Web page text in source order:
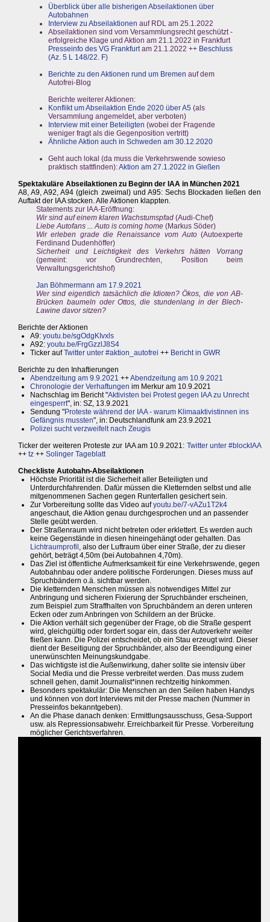
Überblick über alle bisherigen Abseilaktionen über
Autobahnen
Interview zu Abseilaktionen auf RDL am 25.1.2022
Abseilaktionen sind vom Versammlungsrecht geschützt -
erfolgreiche Klage und Aktion am 21.1.2022 in Frankfurt
Presseinfo des VG Frankfurtam 21.1.2022 ++ Beschluss
(Az. 5 L 148/22. F)
Berichte zu den Aktionen rund um Bremen auf dem
Autofrei-Blog
Berichte weiterer Aktionen:
Konflikt um Abseilaktion Ende 2020 über A5 (als
Versammlung angemeldet, aber verboten)
Interview mit einer Beteiligten (wobei der Fragende
weniger fragt als die Gegenposition vertritt)
Ähnliche Aktion auch in Schweden am 30.12.2020
Geht auch lokal (da muss die Verkehrswende sowieso
praktisch stattfinden):Aktion am 27.1.2022 in Gießen
Spektakuläre Abseilaktionen zu Beginn der IAA in München 2021
A8, A9, A92, A94 (gleich zweimal) und A95: Sechs Blockaden ließen den
Auftakt der IAA stocken. Alle Aktionen klappten.
Statements zur IAA-Eröffnung:
Wir sind auf einem klaren Wachstumspfad (Audi-Chef)
Liebe Autofans ... Auto is coming home (Markus Söder)
Wir erleben grade die Renaissance vom Auto(Autoexperte
Ferdinand Dudenhöffer)
Sicherheit und Leichtigkeit des Verkehrs hätten Vorrang
(gemeint: vor Grundrechten, Position beim
Verwaltungsgerichtshof)
Jan Böhmermann am 17.9.2021
Wer sind eigentlich tatsächlich die Idioten? Ökos, die von AB-
Brücken baumeln oder Ottos, die stundenlang in der Blech-
Lawine davor sitzen?
Berichte der Aktionen
A9: youtu.be/sgOdgKIvxls
A92: youtu.be/FrgGzzlJ8S4
Ticker aufTwitter unter #aktion_autofrei ++ Bericht in GWR
Berichte zu den Inhaftierungen
Abendzeitung am 9.9.2021 ++Abendzeitung am 10.9.2021
Chronologie der Verhaftungen im Merkur am 10.9.2021
Nachschlag im Bericht "Aktivisten bei Protest gegen IAA zu Unrecht
eingesperrt", in: SZ, 13.9.2021
Sendung "Proteste während der IAA - warum Klimaaktivistinnen ins
Gefängnis mussten", in: Deutschlandfunk am 23.9.2021
Polizei sucht verzweifelt nach Zeugis
Ticker der weiteren Proteste zur IAA am 10.9.2021: Twitter unter #blockIAA
++ tz ++ Solinger Tageblatt
Checkliste Autobahn-Abseilaktionen
Höchste Priorität ist die Sicherheit aller Beteiligten und
Unterdurchfahrenden. Dafür müssen die Kletternden selbst und alle
mitgenommenen Sachen gegen Runterfallen gesichert sein.
Zur Vorbereitung sollte das Video aufyoutu.be/7-vAZu1T2k4
angeschaut, die Aktion genau durchgesprochen und an passender
Stelle geübt werden.
Der Straßenraum wird nicht betreten oder erklettert. Es werden auch
keine Gegenstände in diesen hineingehängt oder gehalten. Das
Lichtraumprofil , also der Luftraum über einer Straße, der zu dieser
gehört, beträgt 4,50m (bei Autobahnen 4,70m).
Das Ziel ist öffentliche Aufmerksamkeit für eine Verkehrswende, gegen
Autobahnbau oder andere politische Forderungen. Dieses muss auf
Spruchbändern o.ä. sichtbar werden.
Die kletternden Menschen müssen als notwendiges Mittel zur
Anbringung und sicheren Fixierung der Spruchbänder erscheinen,
zum Beispiel zum Straffhalten von Spruchbändern an deren unteren
Ecken oder zum Anbringen von Schildern an der Brücke.
Die Aktion verhält sich gegenüber der Frage, ob die Straße gesperrt
wird, gleichgültig oder fordert sogar ein, dass der Autoverkehr weiter
fließen kann. Die Polizei entscheidet, ob ein Stau erzeugt wird. Dieser
dient der Beseitigung der Spruchbänder, also der Beendigung einer
unerwünschten Meinungskundgabe.
Das wichtigste ist die Außenwirkung, daher sollte sie intensiv über
Social Media und die Presse verbreitet werden. Das muss zudem
schnell gehen, damit Journalist*innen rechtzeitig hinkommen.
Besonders spektakulär: Die Menschen an den Seilen haben Handys
und können von dort Interviews mit der Presse machen (Nummer in
Presseinfos bekanntgeben).
An die Phase danach denken: Ermittlungsausschuss, Gesa-Support
usw. als Repressionsabwehr. Erreichbarkeit für Presse. Vorbereitung
möglicher Gerichtsverfahren.